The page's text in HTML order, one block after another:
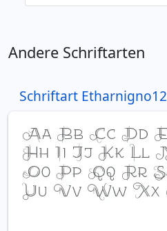
Andere Schriftarten
Schriftart Etharnigno12